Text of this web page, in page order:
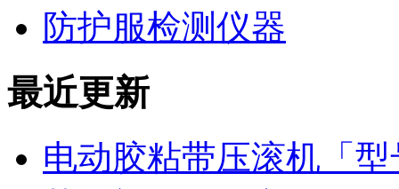
防护服检测仪器
最近更新
电动胶粘带压滚机「